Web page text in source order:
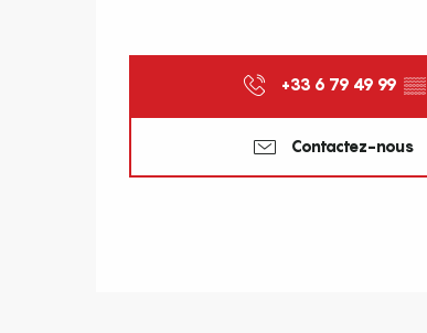
+33 6 79 49 99 ▒▒
Contactez-nous